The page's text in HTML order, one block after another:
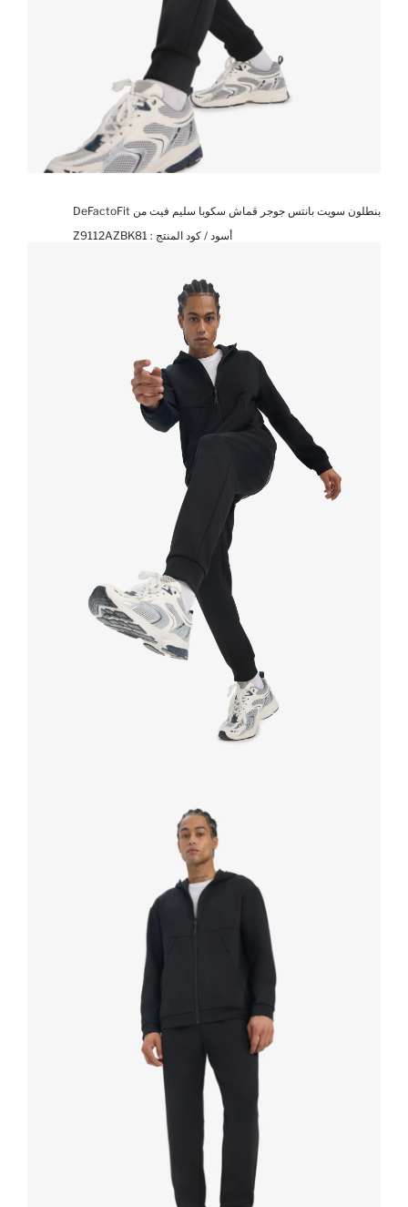
بنطلون سويت بانتس جوجر قماش سكوبا سليم فيت من DeFactoFit
أسود / كود المنتج : Z9112AZBK81